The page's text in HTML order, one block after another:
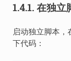
1.4.1. 在独立
启动独立脚本，
下代码：